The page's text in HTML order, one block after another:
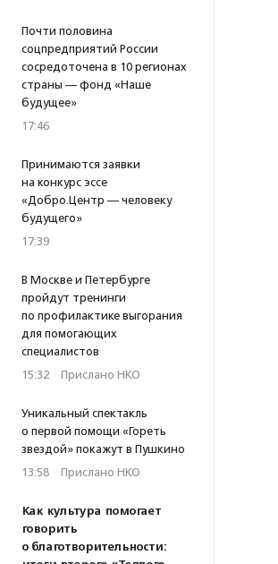
Почти половина
соцпредприятий России
сосредоточена в 10 регионах
страны — фонд «Наше
будущее»
17:46
Принимаются заявки
на конкурс эссе
«Добро.Центр — человеку
будущего»
17:39
В Москве и Петербурге
пройдут тренинги
по профилактике выгорания
для помогающих
специалистов
15:32 · Прислано НКО
Уникальный спектакль
о первой помощи «Гореть
звездой» покажут в Пушкино
13:58 · Прислано НКО
Как культура помогает
говорить
о благотворительности: